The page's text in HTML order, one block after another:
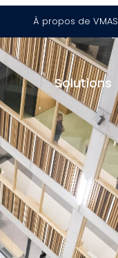
À propos de VMA
Solutions